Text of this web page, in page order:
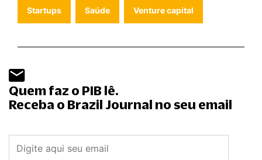
Startups Saúde Venture capital
Quem faz o PIB lê.
Receba o Brazil Journal no seu email